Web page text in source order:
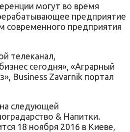
могут во время
предприятие
современного предприятия
телеканал,
сегодня», «Аграрный
Business Zavarnik портал
следующей
& Напитки.
18 ноября 2016 в Киеве,